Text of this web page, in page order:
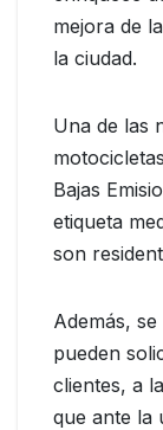
mejora de
la ciudad.
Una de las
Bajas
etiqueta
son
Además,
pueden
clientes, a
que ante la